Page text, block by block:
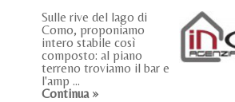
Sulle rive del lago di
Como, proponiamo
intero stabile così
composto: al piano
terreno troviamo il bar e
l'amp ...
Continua »